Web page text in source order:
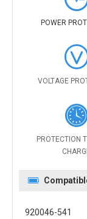
POWER
VOLTAGE
PROTECTION
920046-541